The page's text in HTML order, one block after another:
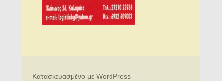
Κατασκευασμένο με WordPress